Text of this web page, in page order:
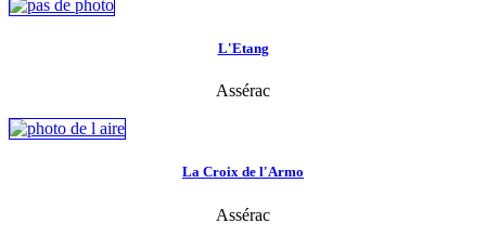
L'Etang
Assérac
La Croix de l'Armo
Assérac